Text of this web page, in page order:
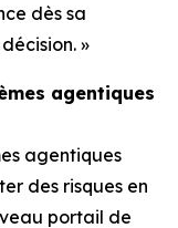
dès sa
»
agentiques
agentiques
des risques en
portail de